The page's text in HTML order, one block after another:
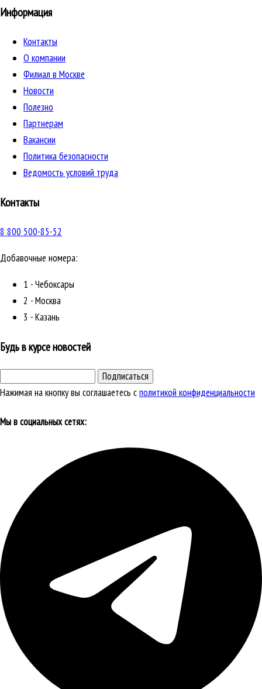
Информация
Контакты
О компании
Филиал в Москве
Новости
Полезно
Партнерам
Вакансии
Политика безопасности
Ведомость условий труда
Контакты
8 800 500-85-52
Добавочные номера:
1 - Чебоксары
2 - Москва
3 - Казань
Будь в курсе новостей
Подписаться
Нажимая на кнопку вы соглашаетесь сполитикой конфиденциальности
Мы в социальных сетях: